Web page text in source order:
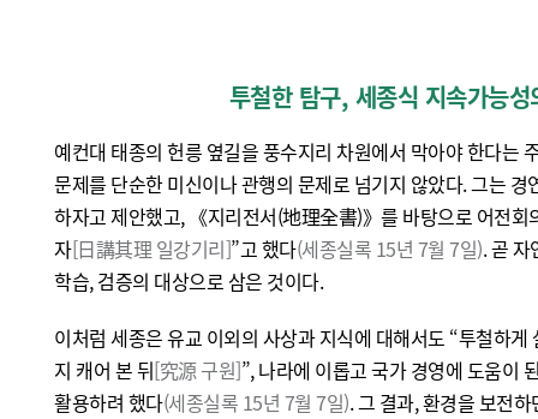
투철한 탐구, 세종식 지속가능성
예컨대 태종의 헌릉 옆길을 풍수지리 차원에서 막아야 한다는
문제를 단순한 미신이나 관행의 문제로 넘기지 않았다. 그는
하자고 제안했고, 《지리전서(地理全書)》를 바탕으로 어전회
자[日講其理 일강기리]”고 했다(세종실록 15년 7월 7일). 곧
학습, 검증의 대상으로 삼은 것이다.
이처럼 세종은 유교 이외의 사상과 지식에 대해서도 “투철하게
지 캐어 본 뒤[究源 구원]”, 나라에 이롭고 국가 경영에 도움이
활용하려 했다(세종실록 15년 7월 7일). 그 결과, 환경을 보전